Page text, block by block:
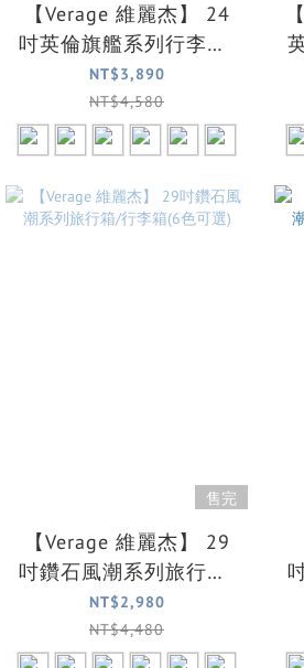
【Verage 維麗杰】 24
吋英倫旗艦系列行李箱/
旅行箱(6色可選)
NT$3,890
NT$4,580
售完
【Verage 維麗杰】 29
吋鑽石風潮系列旅行箱/
行李箱(6色可選)
NT$2,980
NT$4,480